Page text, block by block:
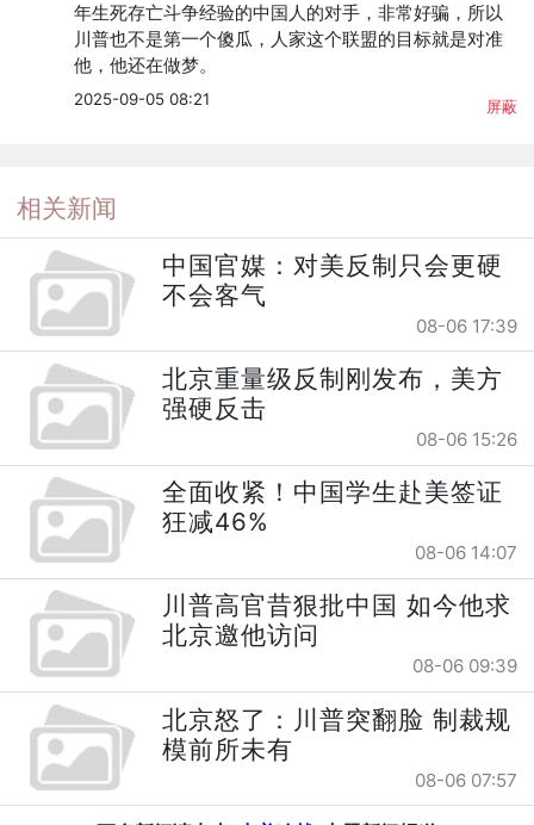
年生死存亡斗争经验的中国人的对手，非常好骗，所以
川普也不是第一个傻瓜，人家这个联盟的目标就是对准
他，他还在做梦。
2025-09-05 08:21 屏蔽
相关新闻
中国官媒：对美反制只会更硬
不会客气
08-06 17:39
北京重量级反制刚发布，美方
强硬反击
08-06 15:26
全面收紧！中国学生赴美签证
狂减46%
08-06 14:07
川普高官昔狠批中国 如今他求
北京邀他访问
08-06 09:39
北京怒了：川普突翻脸 制裁规
模前所未有
08-06 07:57